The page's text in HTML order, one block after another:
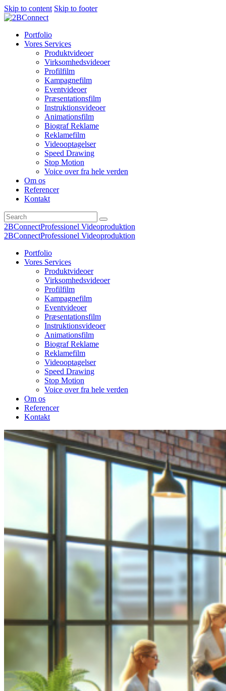
Skip to content Skip to footer
Portfolio
Vores Services
Produktvideoer
Virksomhedsvideoer
Profilfilm
Kampagnefilm
Eventvideoer
Præsentationsfilm
Instruktionsvideoer
Animationsfilm
Biograf Reklame
Reklamefilm
Videooptagelser
Speed Drawing
Stop Motion
Voice over fra hele verden
Om os
Referencer
Kontakt
2BConnectProfessionel Videoproduktion
2BConnectProfessionel Videoproduktion
Portfolio
Vores Services
Produktvideoer
Virksomhedsvideoer
Profilfilm
Kampagnefilm
Eventvideoer
Præsentationsfilm
Instruktionsvideoer
Animationsfilm
Biograf Reklame
Reklamefilm
Videooptagelser
Speed Drawing
Stop Motion
Voice over fra hele verden
Om os
Referencer
Kontakt